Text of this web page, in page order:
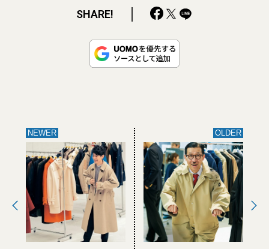
SHARE!
NEWER OLDER